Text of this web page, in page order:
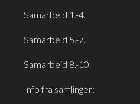
Samarbeid 1.-4.
Samarbeid 5.-7.
Samarbeid 8.-10.
Info fra samlinger: